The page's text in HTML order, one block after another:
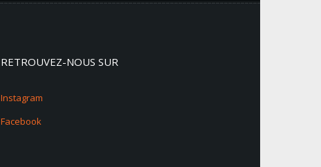
RETROUVEZ-NOUS SUR
Instagram
Facebook